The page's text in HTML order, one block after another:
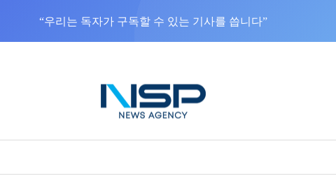
NSP통신을 구글 선호 매체로 추가 바로가기